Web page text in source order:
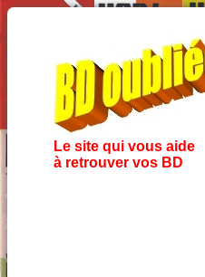
Le site qui vous aide
à retrouver vos BD